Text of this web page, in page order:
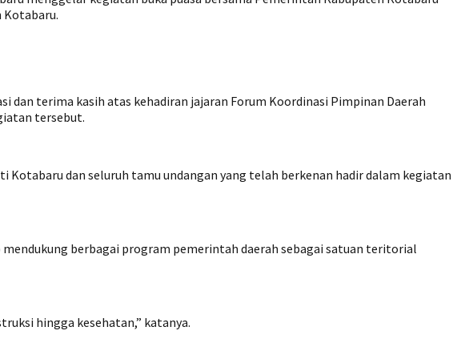
Kotabaru.
terima kasih atas kehadiran jajaran Forum Koordinasi Pimpinan Daerah
tersebut.
dan seluruh tamu undangan yang telah berkenan hadir dalam kegiatan
berbagai program pemerintah daerah sebagai satuan teritorial
hingga kesehatan,” katanya.